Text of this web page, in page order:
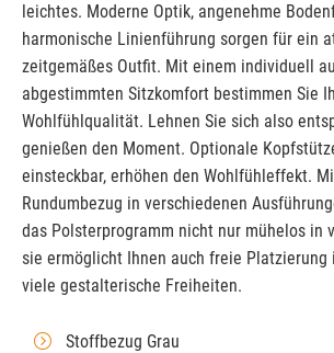
leichtes. Moderne Optik, angenehme
harmonische Linienführung sorgen für ein
zeitgemäßes Outfit. Mit einem individuell
abgestimmten Sitzkomfort bestimmen Sie
Wohlfühlqualität. Lehnen Sie sich also
genießen den Moment. Optionale
einsteckbar, erhöhen den Wohlfühleffekt.
Rundumbezug in verschiedenen
das Polsterprogramm nicht nur mühelos in
sie ermöglicht Ihnen auch freie Platzierung
viele gestalterische Freiheiten.
Stoffbezug Grau